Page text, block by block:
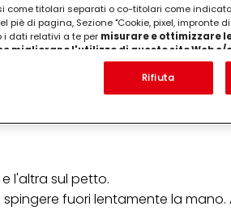
, tecnica che prevede di respirare
l'altra sul petto.
fuori lentamente la mano.
come titolari separati o co-titolari come
di pagina, Sezione "Cookie, pixel, impronte
i dati relativi a te per misurare e ottimizzare
migliorano l'utilizzo di questo sito Web e/
sito Web e le tue interazioni commerciali
su tale base tracciare i tuoi acquisti dei nostri
commerciali e creare profili individuali su di
dei tuoi dati nella nostra Informativa sulla
Impronte digitali e tecnologie simili"). Puoi
i cookie sul nostro sito web nella
Rifiuta